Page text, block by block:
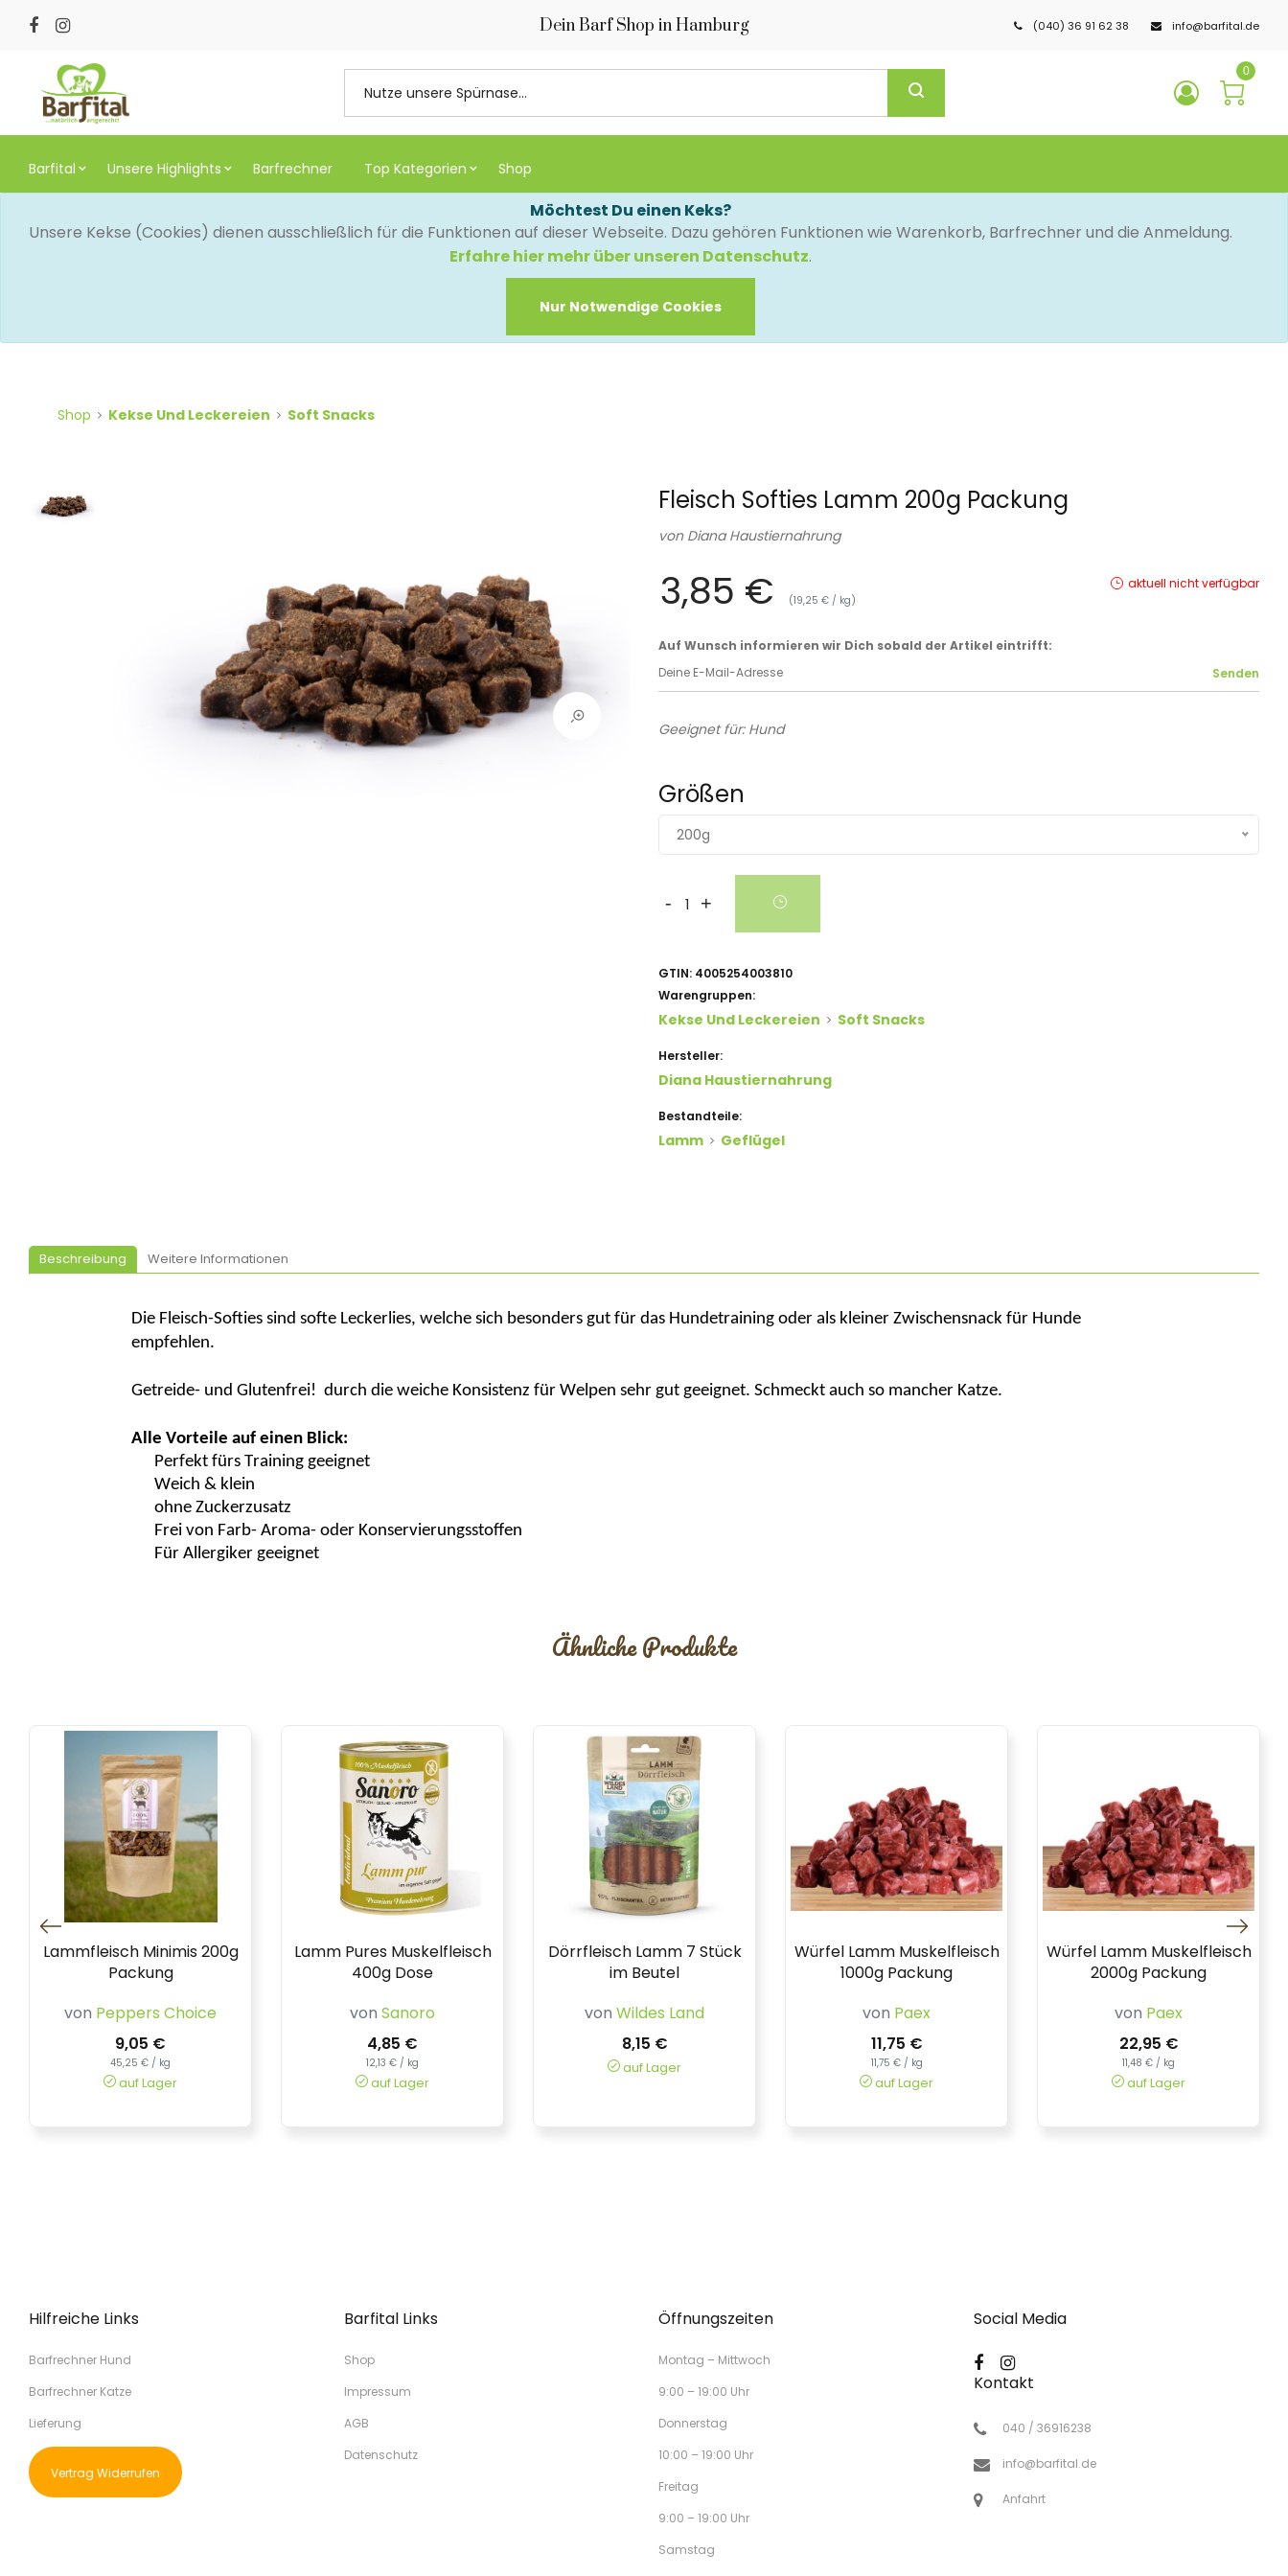
Dein Barf Shop in Hamburg (040) 36 91 62 38 info@barfital.de
0
Barfital Unsere Highlights Barfrechner Top Kategorien Shop
Möchtest Du einen Keks?
Unsere Kekse (Cookies) dienen ausschließlich für die Funktionen auf dieser Webseite. Dazu gehören Funktionen wie Warenkorb, Barfrechner und die Anmeldung.
Erfahre hier mehr über unseren Datenschutz.
Nur Notwendige Cookies
Shop Kekse Und Leckereien Soft Snacks
Fleisch Softies Lamm 200g Packung
von Diana Haustiernahrung
3,85 € (19,25 € / kg)
aktuell nicht verfügbar
Auf Wunsch informieren wir Dich sobald der Artikel eintrifft:
Geeignet für: Hund
Größen
200g
- +
GTIN: 4005254003810
Warengruppen:
Kekse Und Leckereien Soft Snacks
Hersteller:
Diana Haustiernahrung
Bestandteile:
Lamm Geflügel
Beschreibung Weitere Informationen
Die Fleisch-Softies sind softe Leckerlies, welche sich besonders gut für das Hundetraining oder als kleiner Zwischensnack für Hunde
empfehlen.
Getreide- und Glutenfrei! durch die weiche Konsistenz für Welpen sehr gut geeignet. Schmeckt auch so mancher Katze.
Alle Vorteile auf einen Blick:
Perfekt fürs Training geeignet
Weich & klein
ohne Zuckerzusatz
Frei von Farb- Aroma- oder Konservierungsstoffen
Für Allergiker geeignet
Ähnliche Produkte
Lammfleisch Minimis 200g
Packung
von Peppers Choice
9,05 €
45,25 € / kg
auf Lager
Lamm Pures Muskelfleisch
400g Dose
von Sanoro
4,85 €
12,13 € / kg
auf Lager
Dörrfleisch Lamm 7 Stück
im Beutel
von Wildes Land
8,15 €
auf Lager
Würfel Lamm Muskelfleisch
1000g Packung
von Paex
11,75 €
11,75 € / kg
auf Lager
Würfel Lamm Muskelfleisch
2000g Packung
von Paex
22,95 €
11,48 € / kg
auf Lager
Hilfreiche Links
Barfrechner Hund
Barfrechner Katze
Lieferung
Vertrag Widerrufen
Barfital Links
Shop
Impressum
AGB
Datenschutz
Öffnungszeiten
Montag – Mittwoch
9:00 – 19:00 Uhr
Donnerstag
10:00 – 19:00 Uhr
Freitag
9:00 – 19:00 Uhr
Samstag
Social Media
Kontakt
040 / 36916238
info@barfital.de
Anfahrt